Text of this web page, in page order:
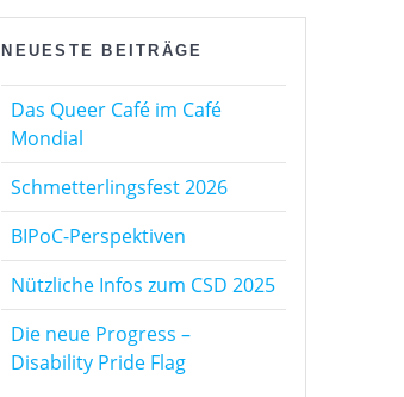
NEUESTE BEITRÄGE
Das Queer Café im Café
Mondial
Schmetterlingsfest 2026
BIPoC-Perspektiven
Nützliche Infos zum CSD 2025
Die neue Progress –
Disability Pride Flag